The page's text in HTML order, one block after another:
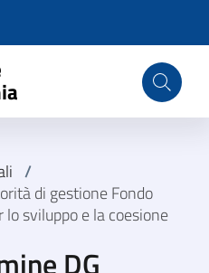
Campania
/
di gestione Fondo
lo sviluppo e la coesione
DG